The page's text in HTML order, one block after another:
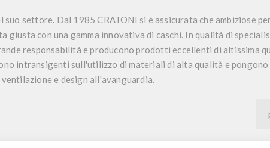
suo settore. Dal 1985 CRATONI si è assicurata che ambiziose
giusta con una gamma innovativa di caschi. In qualità di
responsabilità e producono prodotti eccellenti di altissima
intransigenti sull'utilizzo di materiali di alta qualità e
e design all'avanguardia.